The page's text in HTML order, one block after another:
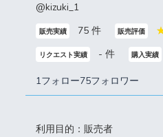
@kizuki_1
販売実績 75 件 販売評価
リクエスト実績 - 件 購入実績
1フォロー75フォロワー
利用目的：販売者